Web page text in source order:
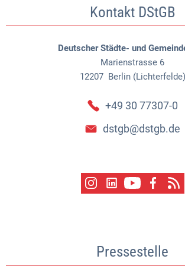
Kontakt DStGB
Deutscher Städte- und
Marienstrasse 6
12207 Berlin (Lichterfelde)
+49 30 77307-0
dstgb@dstgb.de
Pressestelle